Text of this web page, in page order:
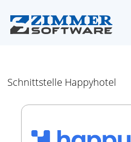
Schnittstelle Happyhotel